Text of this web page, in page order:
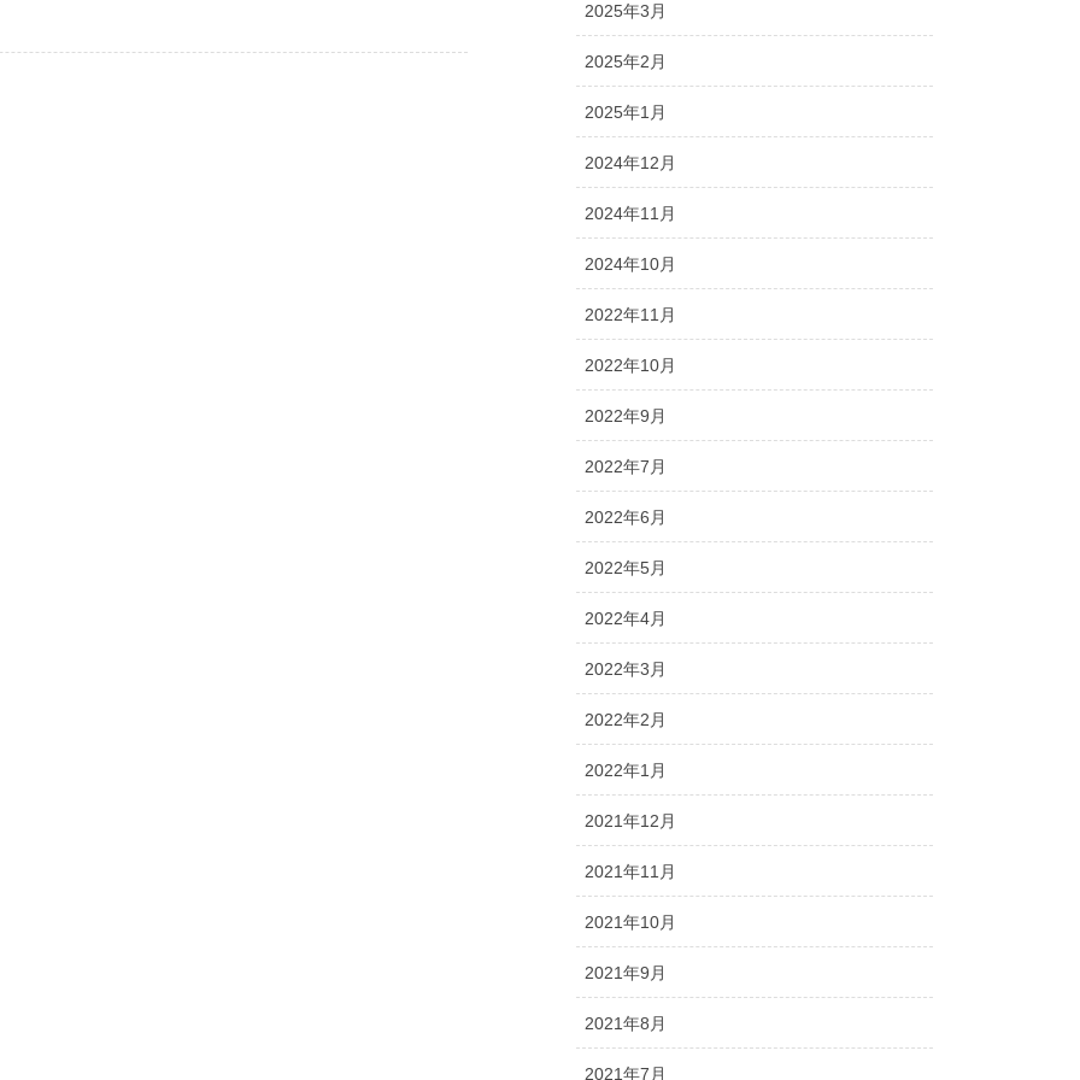
2025年3月
2025年2月
2025年1月
2024年12月
2024年11月
2024年10月
2022年11月
2022年10月
2022年9月
2022年7月
2022年6月
2022年5月
2022年4月
2022年3月
2022年2月
2022年1月
2021年12月
2021年11月
2021年10月
2021年9月
2021年8月
2021年7月